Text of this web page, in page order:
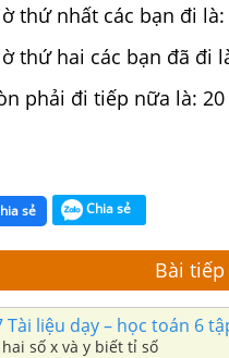
thứ nhất các bạn đi
thứ hai các bạn đã đi
phải đi tiếp nữa là: 20
sẻ Chia sẻ
Bài
Tài liệu dạy – học toán 6
số x và y biết tỉ số